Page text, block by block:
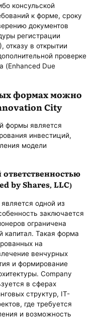
консульской
к форме, сроку
документов
регистрации
отказу в открытии
проверке
(Enhanced Due
формах можно
City
формы является
инвестиций,
модели
by Shares, LLC)
одной из
заключается
ограничена
капитал. Такая форма
на
венчурных
и формирование
Company
в сферах
структур, IT-
где требуется
и возможность